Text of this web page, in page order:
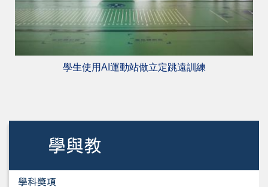
學生使用AI運動站做立定跳遠訓練
學與教
學科獎項